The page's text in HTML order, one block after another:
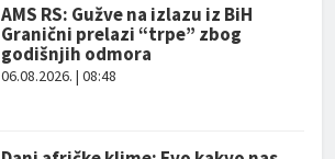
AMS RS: Gužve na izlazu iz BiH
Granični prelazi “trpe” zbog
godišnjih odmora
06.08.2026. | 08:48